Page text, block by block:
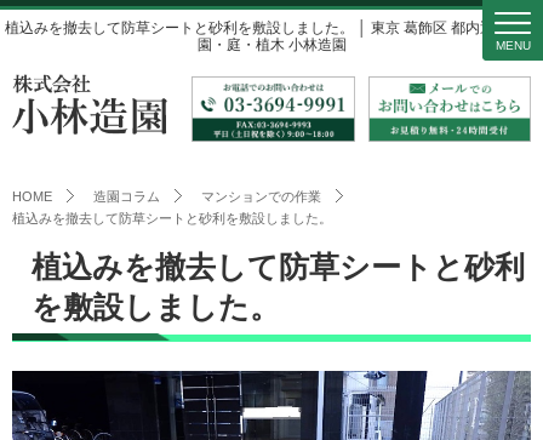
植込みを撤去して防草シートと砂利を敷設しました。 │ 東京 葛飾区 都内近郊の造
園・庭・植木 小林造園
MENU
HOME 造園コラム
マンションでの作業
植込みを撤去して防草シートと砂利を敷設しました。
植込みを撤去して防草シートと砂利
を敷設しました。